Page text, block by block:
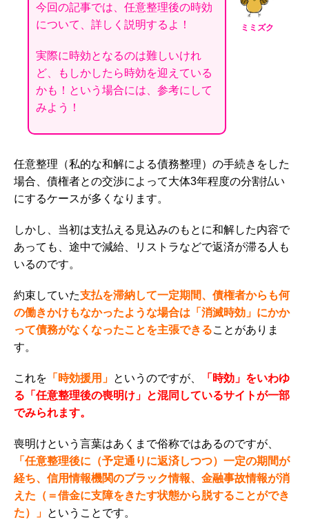
ミミズク
今回の記事では、任意整理後の時効
について、詳しく説明するよ！
実際に時効となるのは難しいけれ
ど、もしかしたら時効を迎えている
かも！という場合には、参考にして
みよう！
任意整理（私的な和解による債務整理）の手続きをした
場合、債権者との交渉によって大体3年程度の分割払い
にするケースが多くなります。
しかし、当初は支払える見込みのもとに和解した内容で
あっても、途中で減給、リストラなどで返済が滞る人も
いるのです。
約束していた支払を滞納して一定期間、債権者からも何
の働きかけもなかったような場合は「消滅時効」にかか
って債務がなくなったことを主張できることがありま
す。
これを 「時効援用」 というのですが、
「時効」をいわゆ
る「任意整理後の喪明け」と混同しているサイトが一部
でみられます。
喪明けという言葉はあくまで俗称ではあるのですが、
「任意整理後に（予定通りに返済しつつ）一定の期間が
経ち、信用情報機関のブラック情報、金融事故情報が消
えた（＝借金に支障をきたす状態から脱することができ
た）」 ということです。